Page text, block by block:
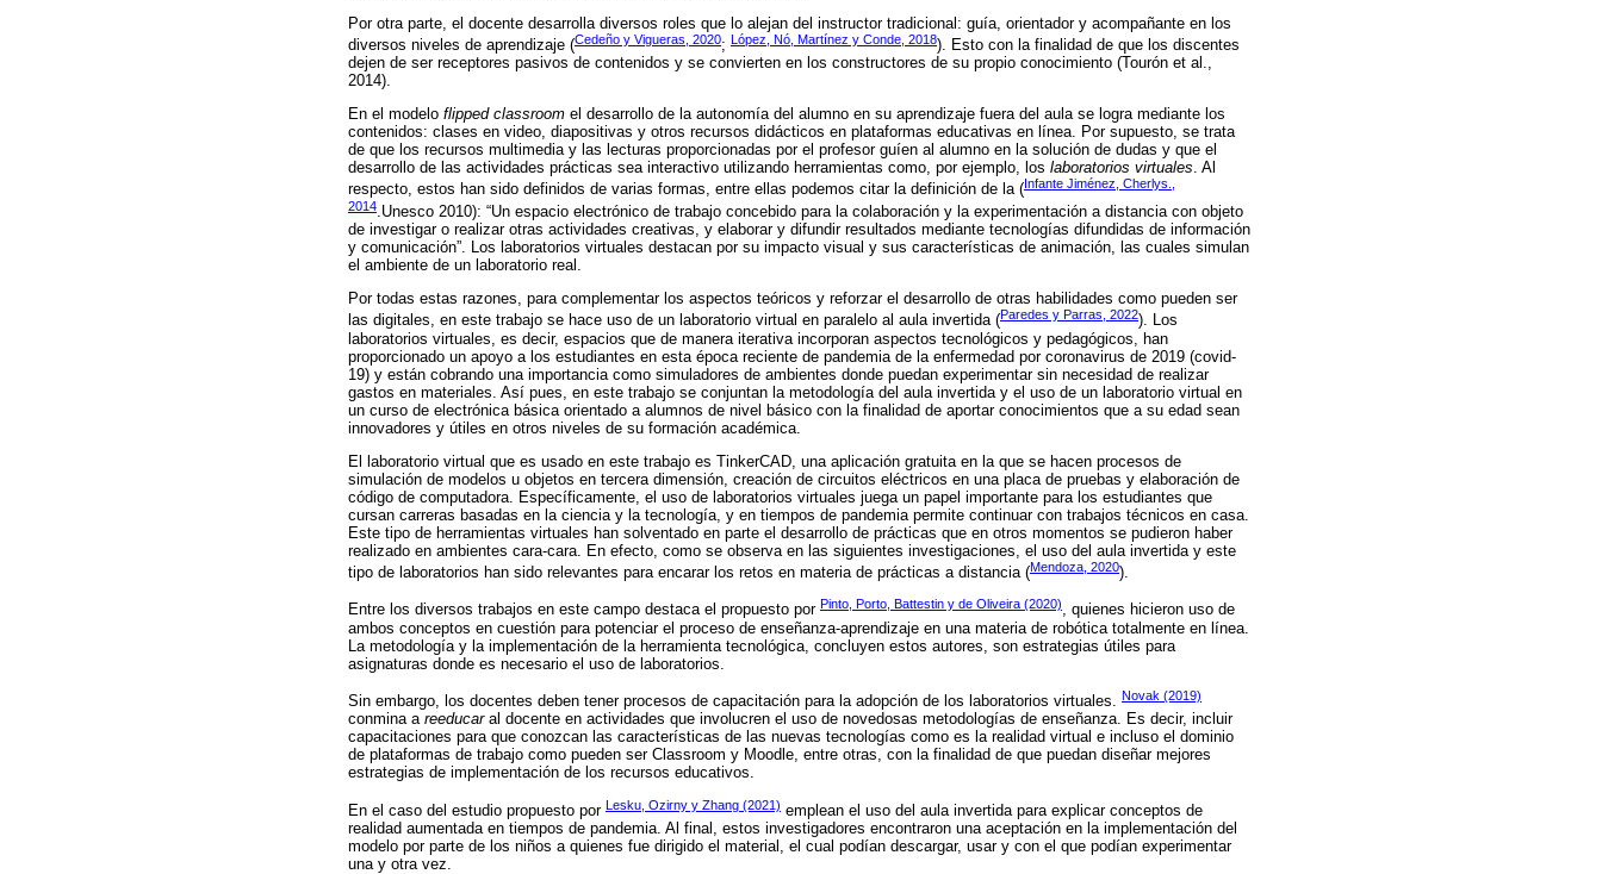
Por otra parte, el docente desarrolla diversos roles que lo alejan del instructor tradicional: guía, orientador y acompañante en los
diversos niveles de aprendizaje (Cedeño y Vigueras, 2020; López, Nó, Martínez y Conde, 2018). Esto con la finalidad de que los discentes
dejen de ser receptores pasivos de contenidos y se convierten en los constructores de su propio conocimiento (Tourón et al.,
2014).
En el modelo flipped classroom el desarrollo de la autonomía del alumno en su aprendizaje fuera del aula se logra mediante los
contenidos: clases en video, diapositivas y otros recursos didácticos en plataformas educativas en línea. Por supuesto, se trata
de que los recursos multimedia y las lecturas proporcionadas por el profesor guíen al alumno en la solución de dudas y que el
desarrollo de las actividades prácticas sea interactivo utilizando herramientas como, por ejemplo, los laboratorios virtuales. Al
respecto, estos han sido definidos de varias formas, entre ellas podemos citar la definición de la ( Infante Jiménez, Cherlys.,
2014.Unesco 2010): “Un espacio electrónico de trabajo concebido para la colaboración y la experimentación a distancia con objeto
de investigar o realizar otras actividades creativas, y elaborar y difundir resultados mediante tecnologías difundidas de información
y comunicación”. Los laboratorios virtuales destacan por su impacto visual y sus características de animación, las cuales simulan
el ambiente de un laboratorio real.
Por todas estas razones, para complementar los aspectos teóricos y reforzar el desarrollo de otras habilidades como pueden ser
las digitales, en este trabajo se hace uso de un laboratorio virtual en paralelo al aula invertida (Paredes y Parras, 2022). Los
laboratorios virtuales, es decir, espacios que de manera iterativa incorporan aspectos tecnológicos y pedagógicos, han
proporcionado un apoyo a los estudiantes en esta época reciente de pandemia de la enfermedad por coronavirus de 2019 (covid-
19) y están cobrando una importancia como simuladores de ambientes donde puedan experimentar sin necesidad de realizar
gastos en materiales. Así pues, en este trabajo se conjuntan la metodología del aula invertida y el uso de un laboratorio virtual en
un curso de electrónica básica orientado a alumnos de nivel básico con la finalidad de aportar conocimientos que a su edad sean
innovadores y útiles en otros niveles de su formación académica.
El laboratorio virtual que es usado en este trabajo es TinkerCAD, una aplicación gratuita en la que se hacen procesos de
simulación de modelos u objetos en tercera dimensión, creación de circuitos eléctricos en una placa de pruebas y elaboración de
código de computadora. Específicamente, el uso de laboratorios virtuales juega un papel importante para los estudiantes que
cursan carreras basadas en la ciencia y la tecnología, y en tiempos de pandemia permite continuar con trabajos técnicos en casa.
Este tipo de herramientas virtuales han solventado en parte el desarrollo de prácticas que en otros momentos se pudieron haber
realizado en ambientes cara-cara. En efecto, como se observa en las siguientes investigaciones, el uso del aula invertida y este
tipo de laboratorios han sido relevantes para encarar los retos en materia de prácticas a distancia (Mendoza, 2020).
Entre los diversos trabajos en este campo destaca el propuesto por Pinto, Porto, Battestin y de Oliveira (2020), quienes hicieron uso de
ambos conceptos en cuestión para potenciar el proceso de enseñanza-aprendizaje en una materia de robótica totalmente en línea.
La metodología y la implementación de la herramienta tecnológica, concluyen estos autores, son estrategias útiles para
asignaturas donde es necesario el uso de laboratorios.
Sin embargo, los docentes deben tener procesos de capacitación para la adopción de los laboratorios virtuales. Novak (2019)
conmina a reeducaral docente en actividades que involucren el uso de novedosas metodologías de enseñanza. Es decir, incluir
capacitaciones para que conozcan las características de las nuevas tecnologías como es la realidad virtual e incluso el dominio
de plataformas de trabajo como pueden ser Classroom y Moodle, entre otras, con la finalidad de que puedan diseñar mejores
estrategias de implementación de los recursos educativos.
En el caso del estudio propuesto por Lesku, Ozirny y Zhang (2021) emplean el uso del aula invertida para explicar conceptos de
realidad aumentada en tiempos de pandemia. Al final, estos investigadores encontraron una aceptación en la implementación del
modelo por parte de los niños a quienes fue dirigido el material, el cual podían descargar, usar y con el que podían experimentar
una y otra vez.